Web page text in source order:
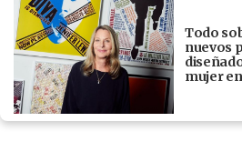
Todo
nuevos
mujer